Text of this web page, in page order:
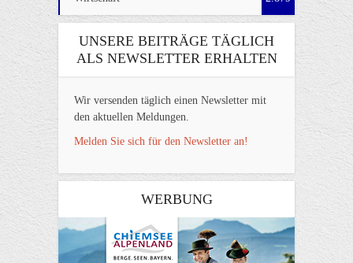
UNSERE BEITRÄGE TÄGLICH
ALS NEWSLETTER ERHALTEN
Wir versenden täglich einen Newsletter mit
den aktuellen Meldungen.
Melden Sie sich für den Newsletter an!
WERBUNG